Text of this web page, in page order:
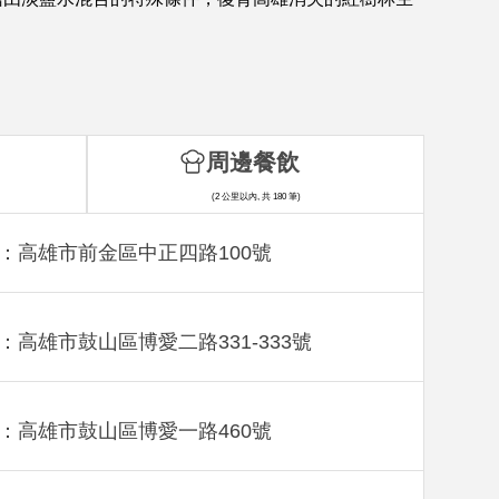
高雄市前金區中正四路100號
高雄市鼓山區博愛二路331-333號
高雄市鼓山區博愛一路460號
周邊餐飲
(2 公里以內, 共 180 筆)